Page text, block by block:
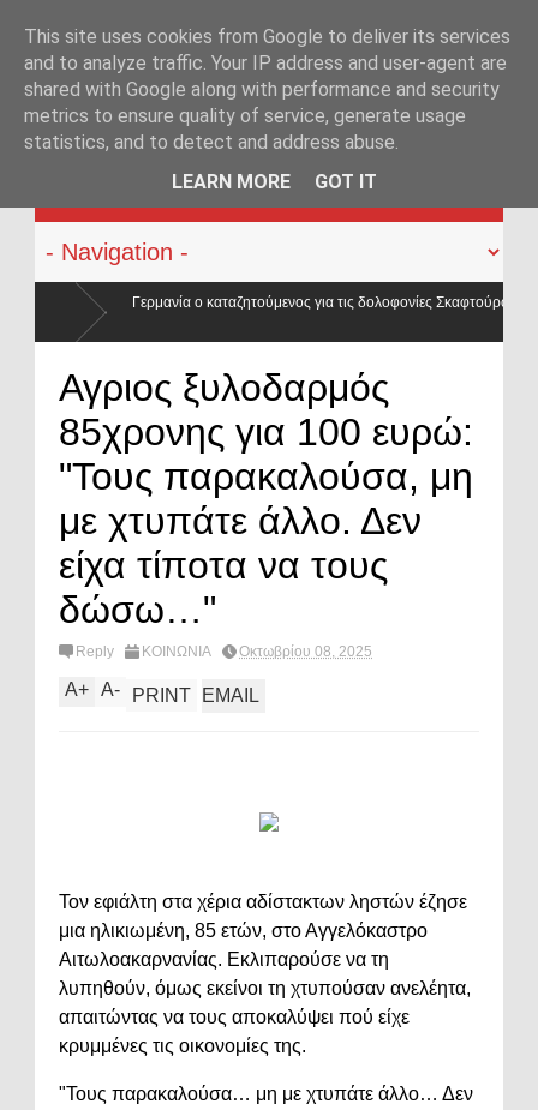
KATEHACKER
καταζητούμενος για τις δολοφονίες Σκαφτούρου, Ρουμπέτη,
Αγριος ξυλοδαρμός
85χρονης για 100 ευρώ:
"Τους παρακαλούσα, μη
με χτυπάτε άλλο. Δεν
είχα τίποτα να τους
δώσω…"
Reply ΚΟΙΝΩΝΙΑ Οκτωβρίου 08, 2025
A+ A- PRINT EMAIL
Τον εφιάλτη στα χέρια αδίστακτων ληστών έζησε
μια ηλικιωμένη, 85 ετών, στο Αγγελόκαστρο
Αιτωλοακαρνανίας. Εκλιπαρούσε να τη
λυπηθούν, όμως εκείνοι τη χτυπούσαν ανελέητα,
απαιτώντας να τους αποκαλύψει πού είχε
κρυμμένες τις οικονομίες της.
"Τους παρακαλούσα… μη με χτυπάτε άλλο… Δεν
This site uses cookies from Google to deliver its services
and to analyze traffic. Your IP address and user-agent are
shared with Google along with performance and security
metrics to ensure quality of service, generate usage
statistics, and to detect and address abuse.
LEARN MORE
GOT IT